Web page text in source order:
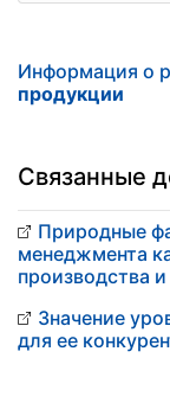
Информация о
продукции
Связанные
Природные
менеджмента
производства
Значение
для ее